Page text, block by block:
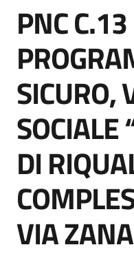
Castelfranco
Emilia
Tutti
gli
argomenti...
su
Salta al contenuto
PNC
SICURO,
SOCIALE
DI
VIA